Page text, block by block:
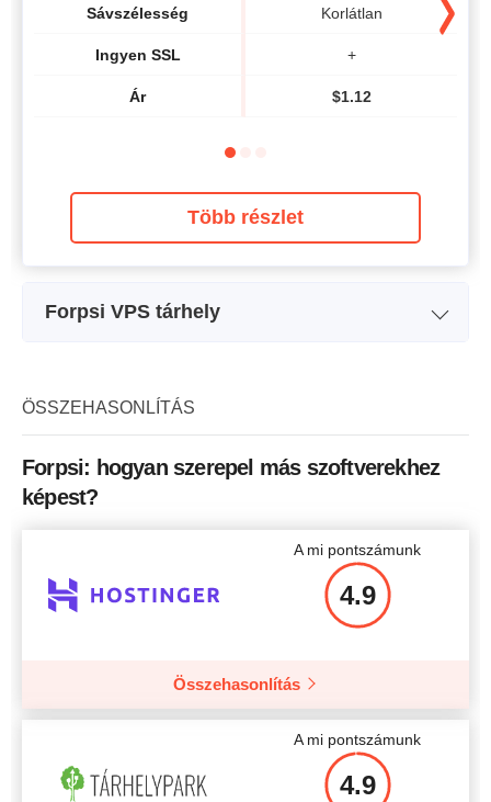
Sávszélesség
Ingyen SSL
Ár
Korlátlan
+
$1.12
Több részlet
Forpsi VPS tárhely
Sávszélesség
Ár $3.03
ÖSSZEHASONLÍTÁS
Forpsi: hogyan szerepel más szoftverekhez
képest?
A mi pontszámunk
4.9
Összehasonlítás
A mi pontszámunk
4.9